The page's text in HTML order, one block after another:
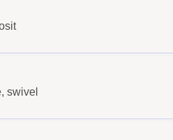
swivel